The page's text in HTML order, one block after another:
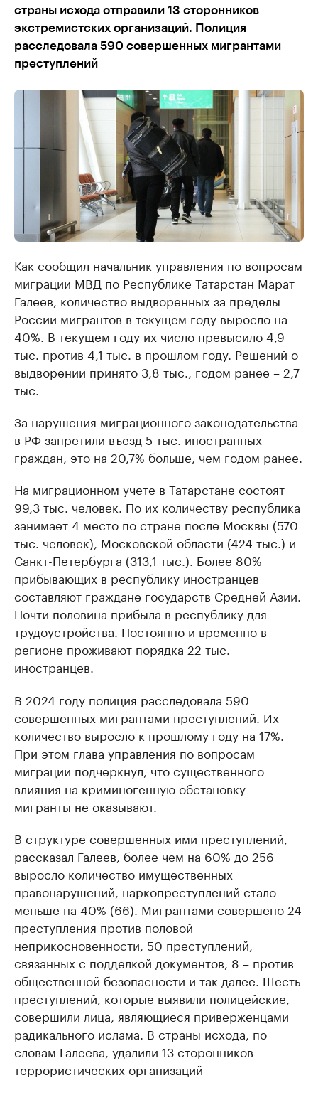
страны исхода отправили 13 сторонников
экстремистских организаций. Полиция
расследовала 590 совершенных мигрантами
преступлений
Как сообщил начальник управления по вопросам
миграции МВД по Республике Татарстан Марат
Галеев, количество выдворенных за пределы
России мигрантов в текущем году выросло на
40%. В текущем году их число превысило 4,9
тыс. против 4,1 тыс. в прошлом году. Решений о
выдворении принято 3,8 тыс., годом ранее – 2,7
тыс.
За нарушения миграционного законодательства
в РФ запретили въезд 5 тыс. иностранных
граждан, это на 20,7% больше, чем годом ранее.
На миграционном учете в Татарстане состоят
99,3 тыс. человек. По их количеству республика
занимает 4 место по стране после Москвы (570
тыс. человек), Московской области (424 тыс.) и
Санкт-Петербурга (313,1 тыс.). Более 80%
прибывающих в республику иностранцев
составляют граждане государств Средней Азии.
Почти половина прибыла в республику для
трудоустройства. Постоянно и временно в
регионе проживают порядка 22 тыс.
иностранцев.
В 2024 году полиция расследовала 590
совершенных мигрантами преступлений. Их
количество выросло к прошлому году на 17%.
При этом глава управления по вопросам
миграции подчеркнул, что существенного
влияния на криминогенную обстановку
мигранты не оказывают.
В структуре совершенных ими преступлений,
рассказал Галеев, более чем на 60% до 256
выросло количество имущественных
правонарушений, наркопреступлений стало
меньше на 40% (66). Мигрантами совершено 24
преступления против половой
неприкосновенности, 50 преступлений,
связанных с подделкой документов, 8 – против
общественной безопасности и так далее. Шесть
преступлений, которые выявили полицейские,
совершили лица, являющиеся приверженцами
радикального ислама. В страны исхода, по
словам Галеева, удалили 13 сторонников
террористических организаций